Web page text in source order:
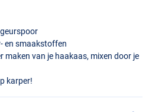
en smaakstoffen
van je haakaas, mixen door je
karper!